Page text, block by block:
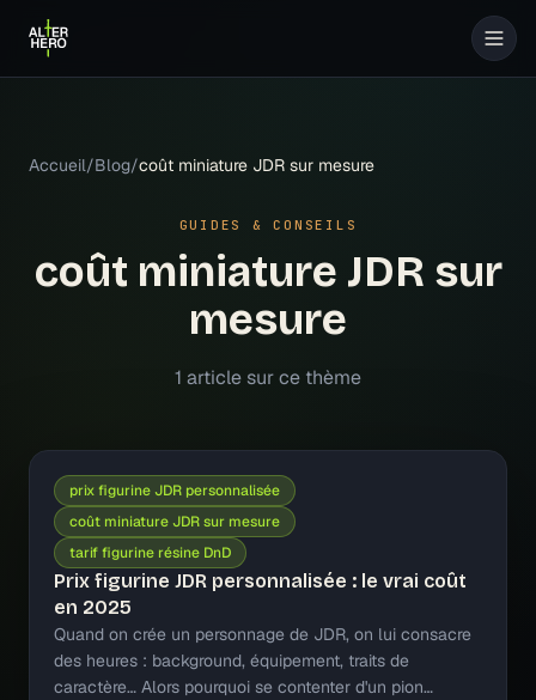
Accueil/Blog/coût miniature JDR sur mesure
GUIDES & CONSEILS
coût miniature JDR sur
mesure
1 article sur ce thème
prix figurine JDR personnalisée
coût miniature JDR sur mesure
tarif figurine résine DnD
Prix figurine JDR personnalisée : le vrai coût
en 2025
Quand on crée un personnage de JDR, on lui consacre
des heures : background, équipement, traits de
caractère… Alors pourquoi se contenter d'un pion…